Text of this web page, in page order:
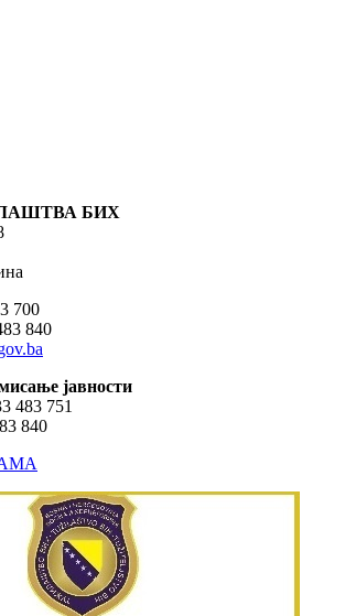
БИХ
700
840
јавности
483 751
840